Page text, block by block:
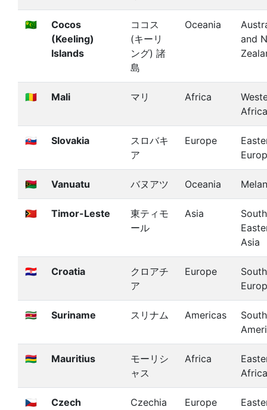
🇨🇨
Cocos
(Keeling)
Islands
ココス
(キーリ
ング) 諸
島
Oceania
and
🇲🇱 Mali マリ Africa
Africa
🇸🇰 Slovakia
スロバキ
ア
Europe
🇻🇺 Vanuatu バヌアツ Oceania
🇹🇱 Timor-Leste
東ティモ
ール
Asia
Asia
🇭🇷 Croatia
クロアチ
ア
Europe
🇸🇷 Suriname スリナム Americas
South
🇲🇺 Mauritius
モーリシ
ャス
Africa
Africa
🇨🇿
Czech
Czechia Europe